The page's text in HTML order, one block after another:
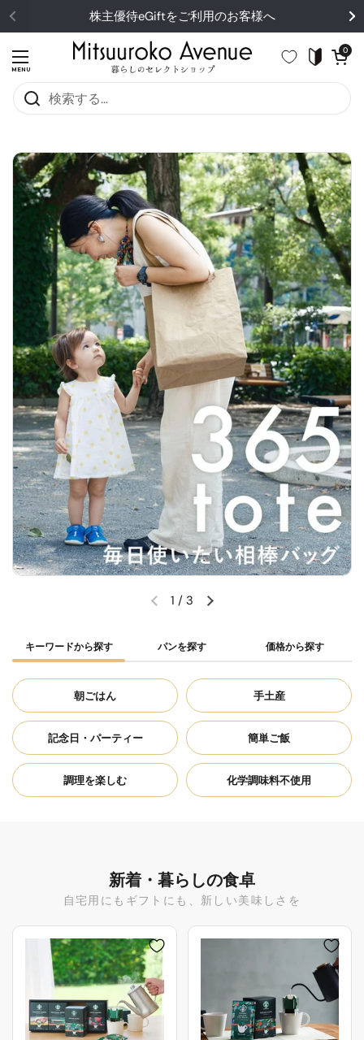
コンテンツへスキップ株主優待eGiftをご利用のお客様へ
メニューを開く
MENU
カートを開
0
1 / 3
キーワードから探す パンを探す 価格から探す
朝ごはん 手土産
記念日・パーティー 簡単ご飯
調理を楽しむ 化学調味料不使用
新着・暮らしの食卓
自宅用にもギフトにも、新しい美味しさを